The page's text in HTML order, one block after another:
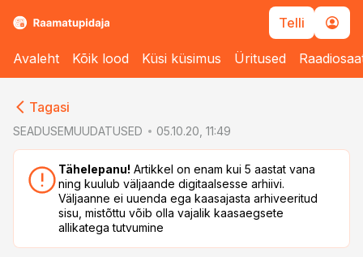
Telli
Avaleht Kõik lood Küsi küsimus Üritused
Tagasi
SEADUSEMUUDATUSED 05.10.20, 11:49
Tähelepanu! Artikkel on enam kui 5 aastat vana
ning kuulub väljaande digitaalsesse arhiivi.
Väljaanne ei uuenda ega kaasajasta arhiveeritud
sisu, mistõttu võib olla vajalik kaasaegsete
allikatega tutvumine